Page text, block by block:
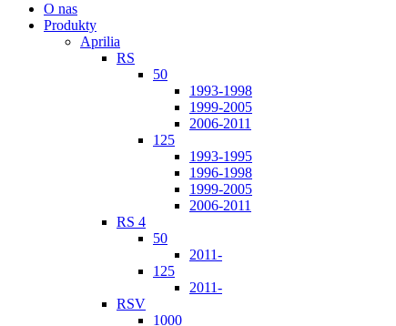
O nas
Produkty
Aprilia
RS
50
1993-1998
1999-2005
2006-2011
125
1993-1995
1996-1998
1999-2005
2006-2011
RS 4
50
2011-
125
2011-
RSV
1000